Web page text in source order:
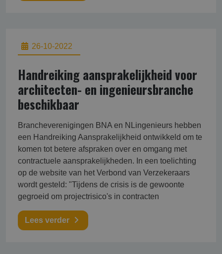
26-10-2022
Handreiking aansprakelijkheid voor
architecten- en ingenieursbranche
beschikbaar
Brancheverenigingen BNA en NLingenieurs hebben
een Handreiking Aansprakelijkheid ontwikkeld om te
komen tot betere afspraken over en omgang met
contractuele aansprakelijkheden. In een toelichting
op de website van het Verbond van Verzekeraars
wordt gesteld: "Tijdens de crisis is de gewoonte
gegroeid om projectrisico's in contracten
Lees verder